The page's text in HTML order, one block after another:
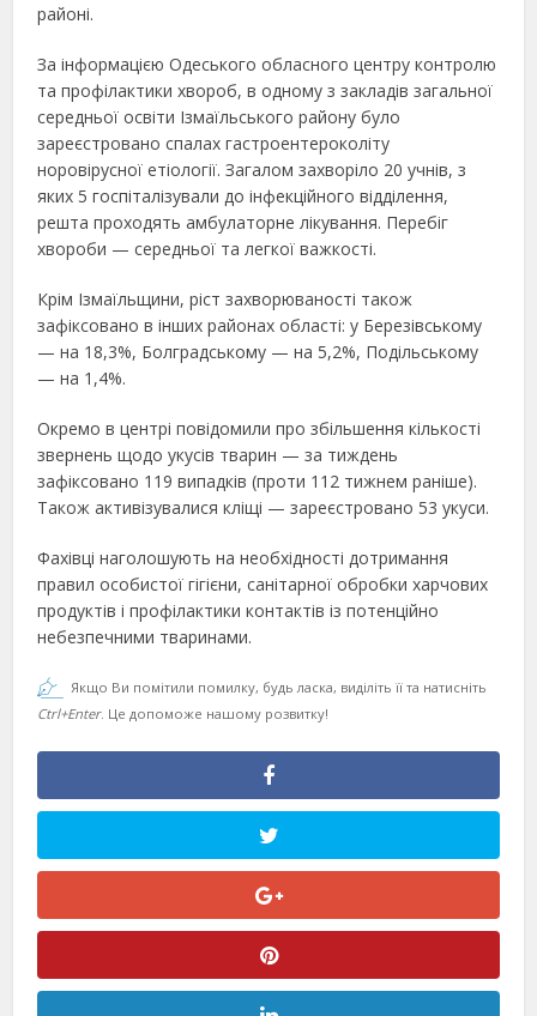
районі.
За інформацією Одеського обласного центру контролю
та профілактики хвороб, в одному з закладів загальної
середньої освіти Ізмаїльського району було
зареєстровано спалах гастроентероколіту
норовірусної етіології. Загалом захворіло 20 учнів, з
яких 5 госпіталізували до інфекційного відділення,
решта проходять амбулаторне лікування. Перебіг
хвороби — середньої та легкої важкості.
Крім Ізмаїльщини, ріст захворюваності також
зафіксовано в інших районах області: у Березівському
— на 18,3%, Болградському — на 5,2%, Подільському
— на 1,4%.
Окремо в центрі повідомили про збільшення кількості
звернень щодо укусів тварин — за тиждень
зафіксовано 119 випадків (проти 112 тижнем раніше).
Також активізувалися кліщі — зареєстровано 53 укуси.
Фахівці наголошують на необхідності дотримання
правил особистої гігієни, санітарної обробки харчових
продуктів і профілактики контактів із потенційно
небезпечними тваринами.
Якщо Ви помітили помилку, будь ласка, виділіть її та натисніть
Ctrl+Enter. Це допоможе нашому розвитку!